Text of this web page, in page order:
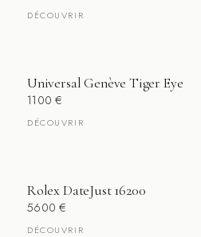
DÉCOUVRIR
Universal Genève Tiger Eye
1100€
DÉCOUVRIR
Rolex DateJust 16200
5600€
DÉCOUVRIR